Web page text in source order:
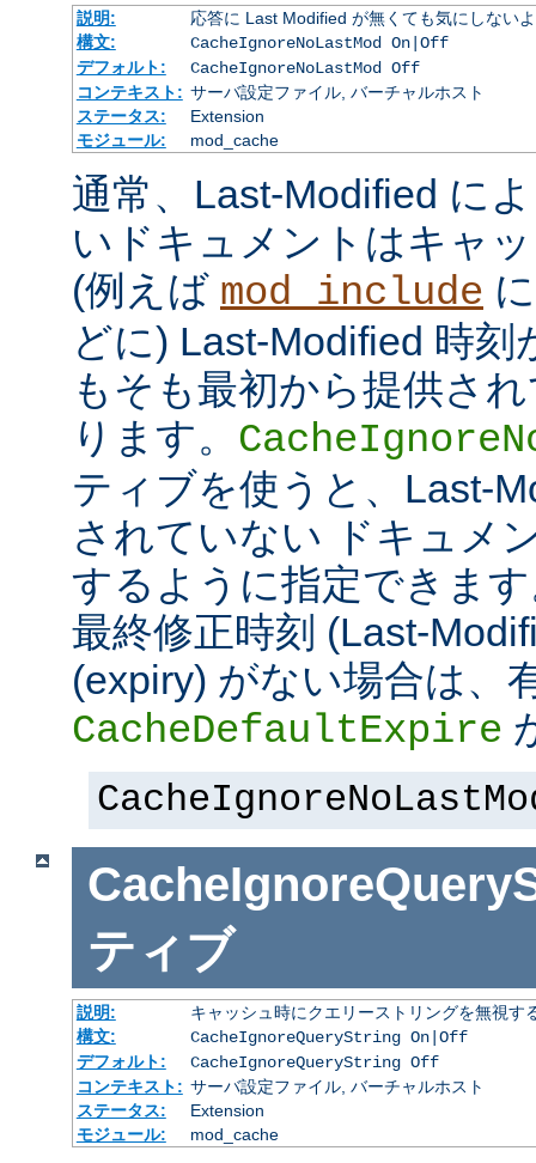
説明:
応答に Last Modified が無くても気にしない
構文:
CacheIgnoreNoLastMod On|Off
デフォルト:
CacheIgnoreNoLastMod Off
コンテキスト: サーバ設定ファイル, バーチャルホスト
ステータス:
Extension
モジュール:
mod_cache
通常、Last-Modified に
いドキュメントはキャ
(例えば mod_include
どに) Last-Modified 時
もそも最初から提供さ
ります。
ティブを使うと、Last-
されていない ドキュメ
するように指定できま
最終修正時刻 (Last-
(expiry) がない場合は、
CacheDefaultExpire
ティブ
説明:
キャッシュ時にクエリーストリングを無視す
構文:
CacheIgnoreQueryString On|Off
デフォルト:
CacheIgnoreQueryString Off
コンテキスト: サーバ設定ファイル, バーチャルホスト
ステータス:
Extension
モジュール:
mod_cache